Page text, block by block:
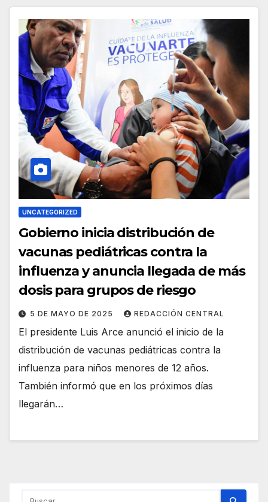
UNCATEGORIZED
Gobierno inicia distribución de
vacunas pediátricas contra la
influenza y anuncia llegada de más
dosis para grupos de riesgo
5 DE MAYO DE 2025 REDACCIÓN CENTRAL
El presidente Luis Arce anunció el inicio de la
distribución de vacunas pediátricas contra la
influenza para niños menores de 12 años.
También informó que en los próximos días
llegarán…